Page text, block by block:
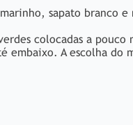
sapato branco e
colocadas a pouco
embaixo. A escolha do